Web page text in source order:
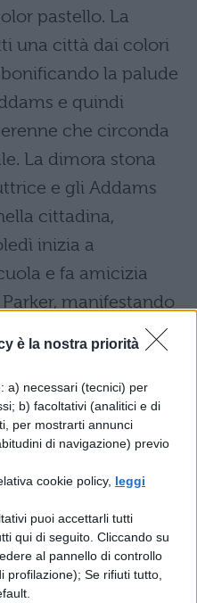
è la nostra priorità
a) necessari (tecnici) per
b) facoltativi (analitici e di
per mostrarti annunci
di navigazione) previo
cookie policy, leggi
puoi accettarli tutti
qui di seguito. Cliccando su
al pannello di controllo
profilazione); Se rifiuti tutto,
pastello. La
una città dai colori
la palude
e quindi
che circonda
La dimora stona
e gli Addams
cittadina,
inizia a
e fa amicizia
manifestando
della fase
e Morticia si
Il tutto si
di una
Addams in
della sciabola” d
2019,